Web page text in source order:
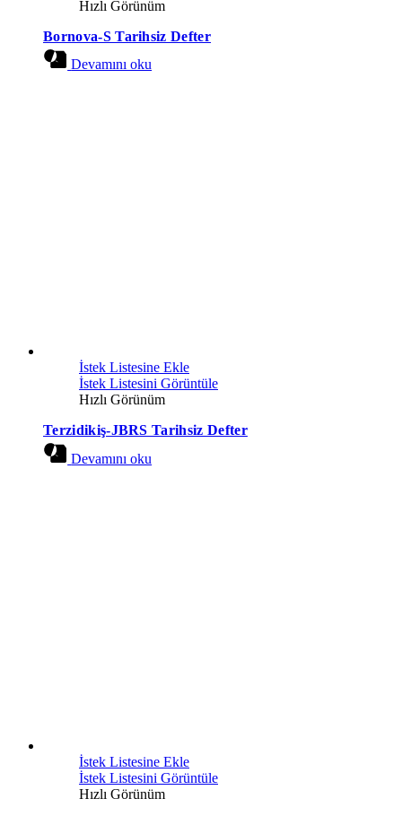
Hızlı Görünüm
Bornova-S Tarihsiz Defter
Devamını oku
İstek Listesine Ekle
İstek Listesini Görüntüle
Hızlı Görünüm
Terzidikiş-JBRS Tarihsiz Defter
Devamını oku
İstek Listesine Ekle
İstek Listesini Görüntüle
Hızlı Görünüm